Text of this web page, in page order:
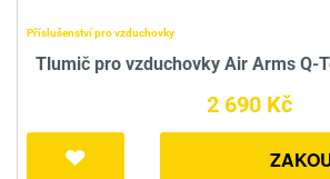
Příslušenství pro vzduchovky
Tlumič pro vzduchovky Air Arms Q-
2 690 Kč